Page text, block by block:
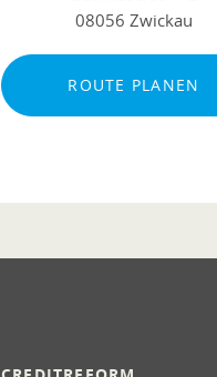
08056 Zwickau
ROUTE PLANEN